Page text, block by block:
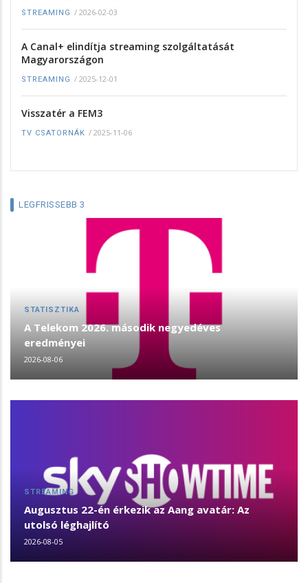
STREAMING / 2026-02-03
A Canal+ elindítja streaming szolgáltatását
Magyarországon
STREAMING / 2025-12-01
Visszatér a FEM3
TV CSATORNÁK / 2025-11-06
LEGFRISSEBB 3
STATISZTIKA
A Telekom 2026. második negyedéves
eredményei
2026-08-06
STREAMING
Augusztus 22-én érkezik az Aang avatár: Az
utolsó léghajlító
2026-08-05